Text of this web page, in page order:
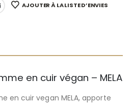
AJOUTER À LA LISTE D’ENVIES
en cuir végan – MELA
en cuir vegan MELA, apporte